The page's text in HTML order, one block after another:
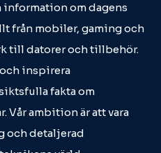
information om dagens
från mobiler, gaming och
till datorer och tillbehör.
inspirera
fakta om
Vår ambition är att vara
och detaljerad